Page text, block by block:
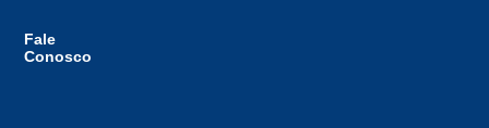
Fale
Conosco